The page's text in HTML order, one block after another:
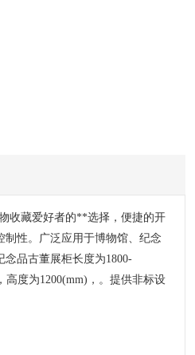
收藏爱好者的**选择，便捷的开
制性。广泛应用于博物馆、纪念
品古董展柜长度为1800-
高度为1200(mm)，。提供非标设